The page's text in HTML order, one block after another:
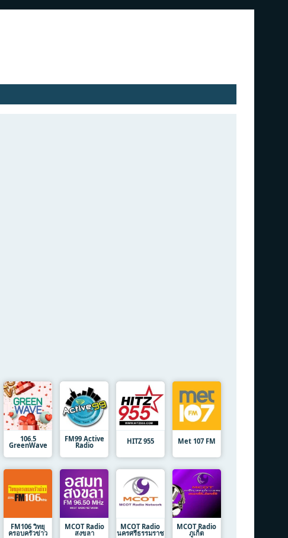
106.5
GreenWave
FM99 Active
Radio HITZ 955 Met 107 FM
FM106 วิทยุ
ครอบครัวข่าว
MCOT Radio
สงขลา
MCOT Radio
นครศรีธรรมราช
MCOT Radio
ภูเก็ต